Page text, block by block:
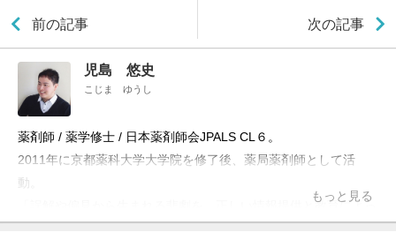
前の記事 次の記事
児島 悠史
こじま ゆうし
薬剤師 / 薬学修士 / 日本薬剤師会JPALS CL６。
2011年に京都薬科大学大学院を修了後、薬局薬剤師として活
動。
「誤解や偏見から生まれる悲劇を、正しい情報提供と教育によっ
もっと見る